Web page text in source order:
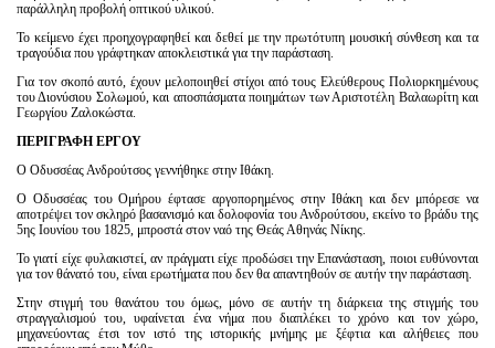
παράλληλη προβολή οπτικού υλικού.
Το κείμενο έχει προηχογραφηθεί και δεθεί με την πρωτότυπη μουσική σύνθεση και τα
τραγούδια που γράφτηκαν αποκλειστικά για την παράσταση.
Για τον σκοπό αυτό, έχουν μελοποιηθεί στίχοι από τους Ελεύθερους Πολιορκημένους
του Διονύσιου Σολωμού, και αποσπάσματα ποιημάτων των Αριστοτέλη Βαλαωρίτη και
Γεωργίου Ζαλoκώστα.
ΠΕΡΙΓΡΑΦΗ ΕΡΓΟΥ
Ο Οδυσσέας Ανδρούτσος γεννήθηκε στην Ιθάκη.
Ο Οδυσσέας του Ομήρου έφτασε αργοπορημένος στην Ιθάκη και δεν μπόρεσε να
αποτρέψει τον σκληρό βασανισμό και δολοφονία του Ανδρούτσου, εκείνο το βράδυ της
5ης Ιουνίου του 1825, μπροστά στον ναό της Θεάς Αθηνάς Νίκης.
Το γιατί είχε φυλακιστεί, αν πράγματι είχε προδώσει την Επανάσταση, ποιοι ευθύνονται
για τον θάνατό του, είναι ερωτήματα που δεν θα απαντηθούν σε αυτήν την παράσταση.
Στην στιγμή του θανάτου του όμως, μόνο σε αυτήν τη διάρκεια της στιγμής του
στραγγαλισμού του, υφαίνεται ένα νήμα που διαπλέκει το χρόνο και τον χώρο,
μηχανεύοντας έτσι τον ιστό της ιστορικής μνήμης με ξέφτια και αλήθειες που